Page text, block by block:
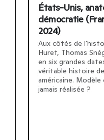
États-Unis,
démocratie
2024)
Aux côtés de
Huret, Thomas
en six grandes
véritable histoire
américaine.
jamais réalisée ?